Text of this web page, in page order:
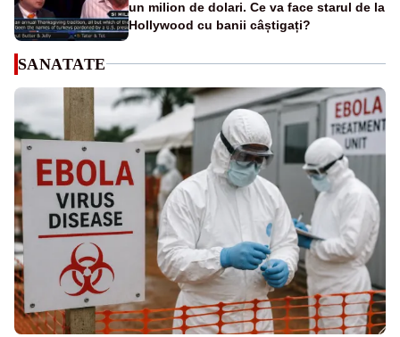
un milion de dolari. Ce va face starul de la
Hollywood cu banii câștigați?
SANATATE